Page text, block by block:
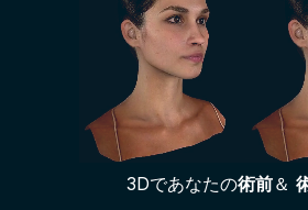
外科医ホーム
3Dビジネスプラットフォーム
サブスクリプションプラン
3Dであなたの術前＆